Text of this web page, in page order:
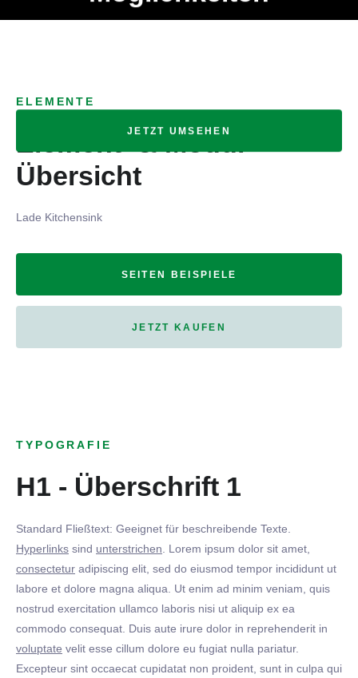
JETZT UMSEHEN
ELEMENTE
Element- & Modul-
Übersicht
Lade Kitchensink
SEITEN BEISPIELE
JETZT KAUFEN
TYPOGRAFIE
H1 - Überschrift 1
Standard Fließtext: Geeignet für beschreibende Texte.
Hyperlinks sind unterstrichen . Lorem ipsum dolor sit amet,
consectetur adipiscing elit, sed do eiusmod tempor incididunt ut
labore et dolore magna aliqua. Ut enim ad minim veniam, quis
nostrud exercitation ullamco laboris nisi ut aliquip ex ea
commodo consequat. Duis aute irure dolor in reprehenderit in
voluptate velit esse cillum dolore eu fugiat nulla pariatur.
Excepteur sint occaecat cupidatat non proident, sunt in culpa qui